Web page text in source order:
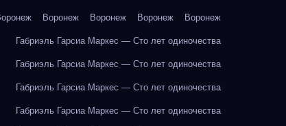
Воронеж Воронеж Воронеж Воронеж
Габриэль Гарсиа Маркес — Сто лет одиночества
Габриэль Гарсиа Маркес — Сто лет одиночества
Габриэль Гарсиа Маркес — Сто лет одиночества
Габриэль Гарсиа Маркес — Сто лет одиночества